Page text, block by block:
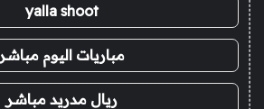
yalla shoot
مباريات اليوم مباشر
ريال مدريد مباشر